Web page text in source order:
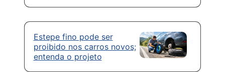
Estepe fino pode ser
proibido nos carros novos;
entenda o projeto